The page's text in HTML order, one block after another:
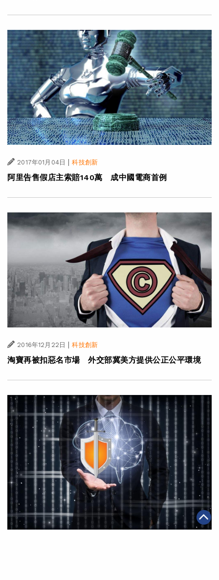
2017年01月04日 | 科技創新
阿里告售假店主索賠140萬 成中國電商首例
2016年12月22日 | 科技創新
淘寶再被扣惡名市場 外交部冀美方提供公正公平環境